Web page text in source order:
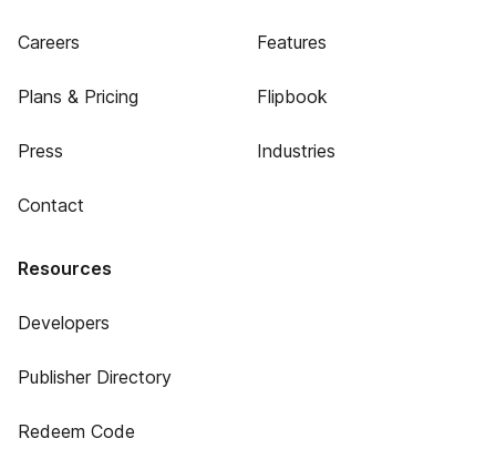
Careers
Plans & Pricing
Press
Contact
Features
Flipbook
Industries
Resources
Developers
Publisher Directory
Redeem Code